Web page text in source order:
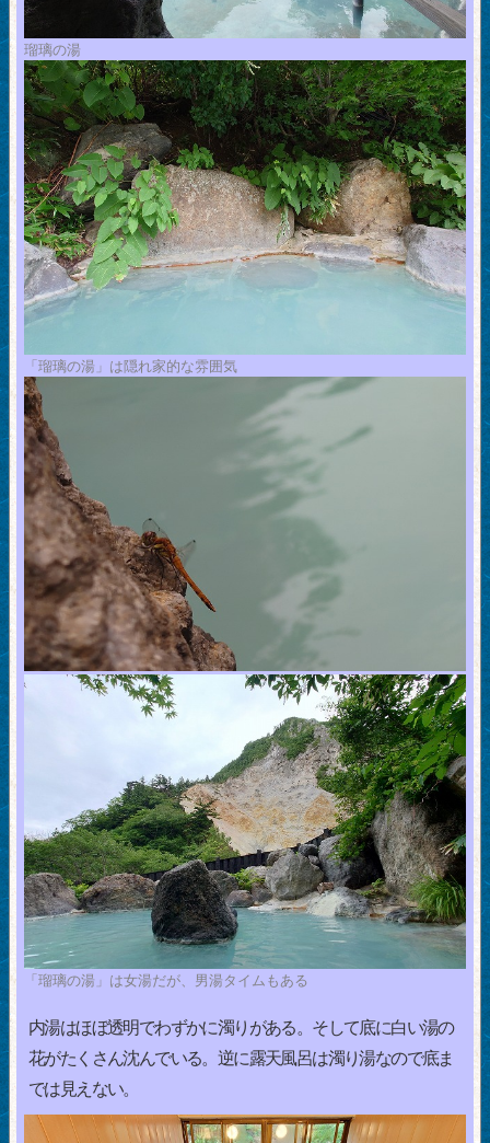
瑠璃の湯
「瑠璃の湯」は隠れ家的な雰囲気
「瑠璃の湯」は女湯だが、男湯タイムもある
内湯はほぼ透明でわずかに濁りがある。そして底に白い湯の
花がたくさん沈んでいる。逆に露天風呂は濁り湯なので底ま
では見えない。